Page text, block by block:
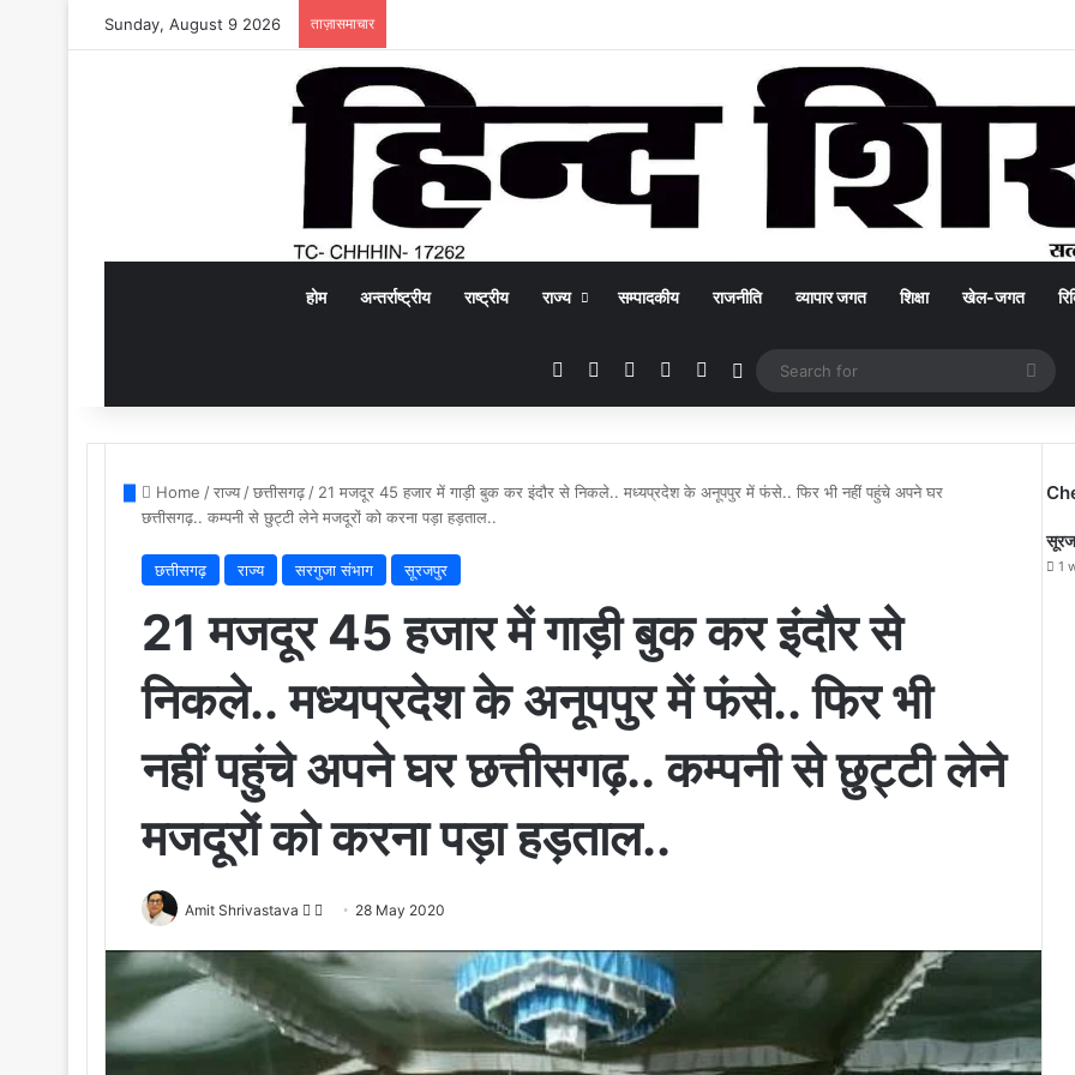
Sunday, August 9 2026 ताज़ासमाचार
होम अन्तर्राष्ट्रीय राष्ट्रीय राज्य सम्पादकीय राजनीति व्यापार जगत शिक्षा खेल-जगत
Facebook YouTubeInstagramWhatsApp
Switch skin
for
Home /राज्य/छत्तीसगढ़/ 21 मजदूर 45 हजार में गाड़ी बुक कर इंदौर से निकले.. मध्यप्रदेश के अनूपपुर में फंसे.. फिर भी नहीं पहुंचे अपने घर
छत्तीसगढ़.. कम्पनी से छुट्टी लेने मजदूरों को करना पड़ा हड़ताल..
छत्तीसगढ़ राज्य सरगुजा संभाग सूरजपुर
21 मजदूर 45 हजार में गाड़ी बुक कर इंदौर से
निकले.. मध्यप्रदेश के अनूपपुर में फंसे.. फिर भी
नहीं पहुंचे अपने घर छत्तीसगढ़.. कम्पनी से छुट्टी लेने
मजदूरों को करना पड़ा हड़ताल..
Amit Shrivastava
F
o
w
n
d
n
28 May 2020
1